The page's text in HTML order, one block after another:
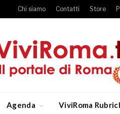
Chi siamo Contatti Store
Agenda ViviRoma